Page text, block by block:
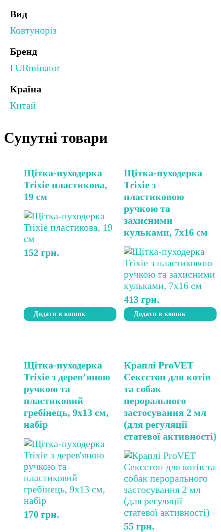
Вид
Ковтуноріз
Бренд
FURminator
Країна
Китай
Супутні товари
Щітка-пуходерка
Trixie пластикова,
19 см
152 грн.
Додати в кошик
Щітка-пуходерка
Trixie з
пластиковою
ручкою та
захисними
кульками, 7х16 см
413грн.
Додати в кошик
Щітка-пуходерка
Trixie з дерев’яною
ручкою та
пластиковий
гребінець, 9х13 см,
набір
170 грн.
Краплі ProVET
Сексcтоп для котів
та собак
перорального
застосування 2 мл
(для регуляції
статевої активності)
55грн.